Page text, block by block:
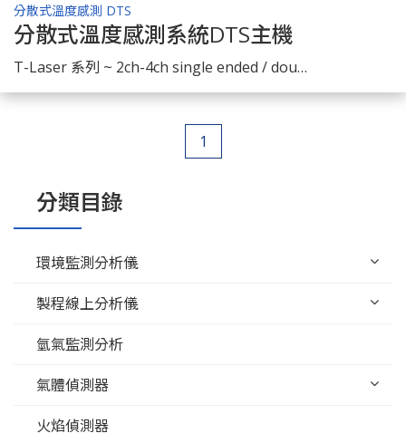
了解商品
分散式溫度感測 DTS
分散式溫度感測系統DTS主機
T-Laser 系列 ~ 2ch-4ch single ended / double ended光纖輸入2-40公里長度
1
分類目錄
環境監測分析儀
製程線上分析儀
氫氣監測分析
氣體偵測器
火焰偵測器